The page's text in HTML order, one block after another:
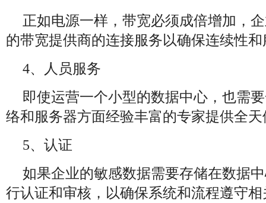
正如电源一样，带宽必须成倍增加，
的带宽提供商的连接服务以确保连续性
4、人员服务
即使运营一个小型的数据中心，也需
络和服务器方面经验丰富的专家提供全
5、认证
如果企业的敏感数据需要存储在数据
行认证和审核，以确保系统和流程遵守